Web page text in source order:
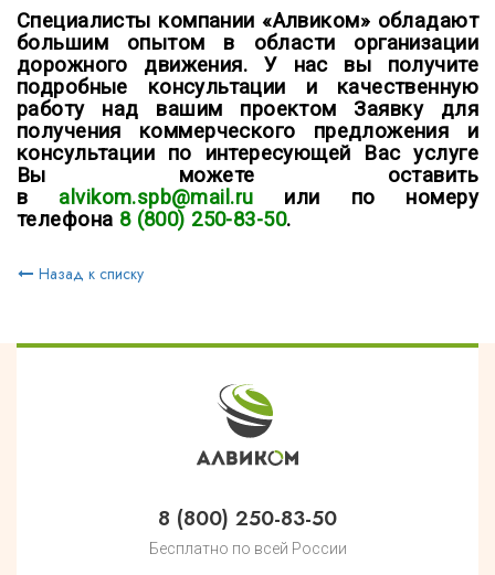
Специалисты компании «Алвиком» обладают
большим опытом в области организации
дорожного движения. У нас вы получите
подробные консультации и качественную
работу над вашим проектом Заявку для
получения коммерческого предложения и
консультации по интересующей Вас услуге
Вы можете оставить
в alvikom.spb@mail.ru или по номеру
телефона 8 (800) 250-83-50.
Назад к списку
8 (800) 250-83-50
Бесплатно по всей России